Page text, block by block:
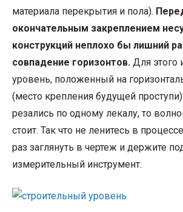
материала перекрытия и пола).
окончательным закреплением
конструкций неплохо бы лишний
совпадение горизонтов. Для этого
уровень, положенный на
(место крепления будущей
резались по одному лекалу, то
стоит. Так что не ленитесь в
раз заглянуть в чертеж и держите
измерительный инструмент.